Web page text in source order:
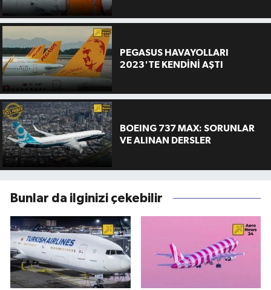
PEGASUS HAVAYOLLARI
2023'TE KENDİNİ AŞTI
BOEING 737 MAX: SORUNLAR
VE ALINAN DERSLER
Bunlar da ilginizi çekebilir